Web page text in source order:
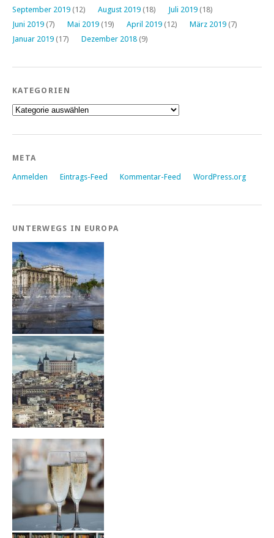
September 2019 (12) August 2019 (18) Juli 2019 (18)
Juni 2019 (7) Mai 2019 (19) April 2019 (12) März 2019 (7)
Januar 2019 (17) Dezember 2018 (9)
KATEGORIEN
Kategorien
META
Anmelden Eintrags-Feed Kommentar-Feed WordPress.org
UNTERWEGS IN EUROPA